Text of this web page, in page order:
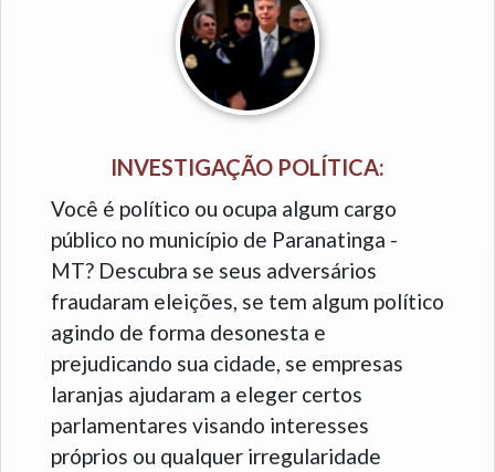
INVESTIGAÇÃO POLÍTICA:
Você é político ou ocupa algum cargo
público no município de Paranatinga -
MT? Descubra se seus adversários
fraudaram eleições, se tem algum político
agindo de forma desonesta e
prejudicando sua cidade, se empresas
laranjas ajudaram a eleger certos
parlamentares visando interesses
próprios ou qualquer irregularidade